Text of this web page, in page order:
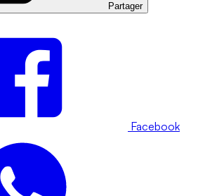
Partager
Facebook